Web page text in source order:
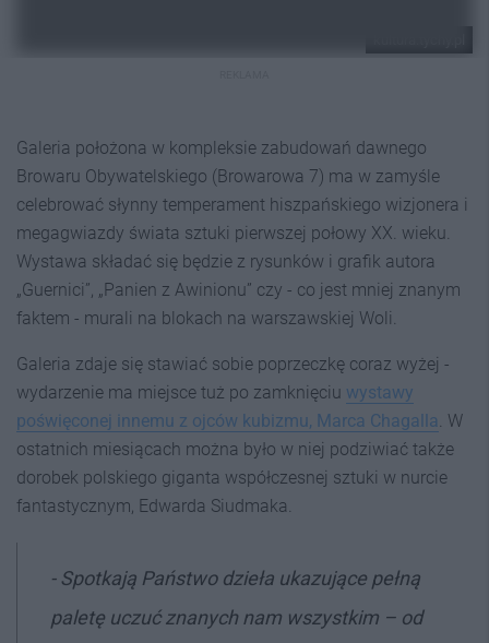
Galeria położona w kompleksie zabudowań dawnego
Browaru Obywatelskiego (Browarowa 7) ma w zamyśle
celebrować słynny temperament hiszpańskiego wizjonera i
megagwiazdy świata sztuki pierwszej połowy XX. wieku.
Wystawa składać się będzie z rysunków i grafik autora
„Guernici”, „Panien z Awinionu” czy - co jest mniej znanym
faktem - murali na blokach na warszawskiej Woli.
Galeria zdaje się stawiać sobie poprzeczkę coraz wyżej -
wydarzenie ma miejsce tuż po zamknięciu wystawy
poświęconej innemu z ojców kubizmu, Marca Chagalla . W
ostatnich miesiącach można było w niej podziwiać także
dorobek polskiego giganta współczesnej sztuki w nurcie
fantastycznym, Edwarda Siudmaka.
- Spotkają Państwo dzieła ukazujące pełną
paletę uczuć znanych nam wszystkim – od